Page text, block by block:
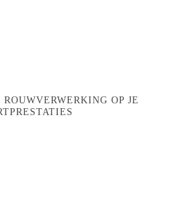
OP JE